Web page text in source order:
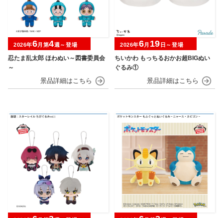
忍たま乱太郎 ほわぬい～図書委員会
～
2026年6月第4週～登場
ちいかわ もっちるおかお超BIGぬい
ぐるみ①
2026年6月 19 日～登場